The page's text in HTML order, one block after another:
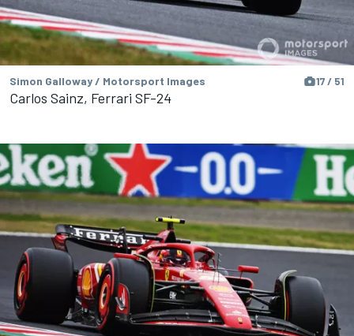
Simon Galloway / Motorsport Images 17 / 51
Carlos Sainz, Ferrari SF-24